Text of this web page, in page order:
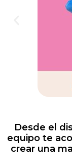
Desde el
equipo te
crear una